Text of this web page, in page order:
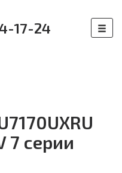
17-24
7 серии